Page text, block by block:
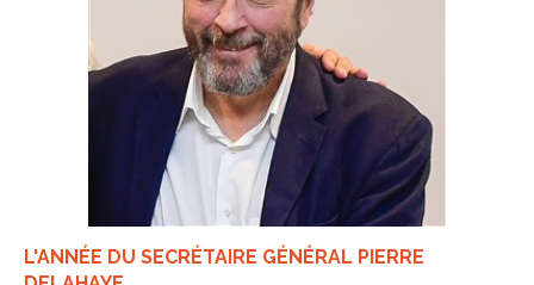
L'ANNÉE DU SECRÉTAIRE GÉNÉRAL PIERRE